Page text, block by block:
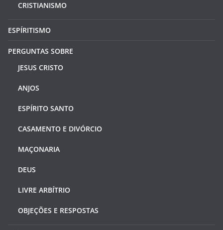
CRISTIANISMO
ESPÍRITISMO
PERGUNTAS SOBRE
JESUS CRISTO
ANJOS
ESPÍRITO SANTO
CASAMENTO E DIVÓRCIO
MAÇONARIA
DEUS
LIVRE ARBÍTRIO
OBJEÇÕES E RESPOSTAS